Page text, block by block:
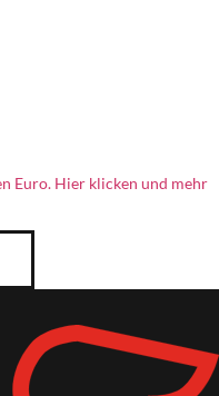
Euro. Hier klicken und mehr